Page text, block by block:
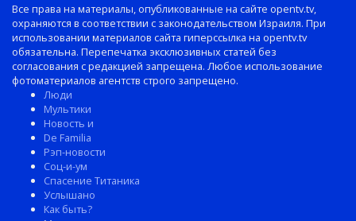
Все права на материалы, опубликованные на сайте opentv.tv,
охраняются в соответствии с законодательством Израиля. При
использовании материалов сайта гиперссылка на opentv.tv
обязательна. Перепечатка эксклюзивных статей без
согласования с редакцией запрещена. Любое использование
фотоматериалов агентств строго запрещено.
Люди
Мультики
Новость и
De Familia
Рэп-новости
Соц-и-ум
Спасение Титаника
Услышано
Как быть?